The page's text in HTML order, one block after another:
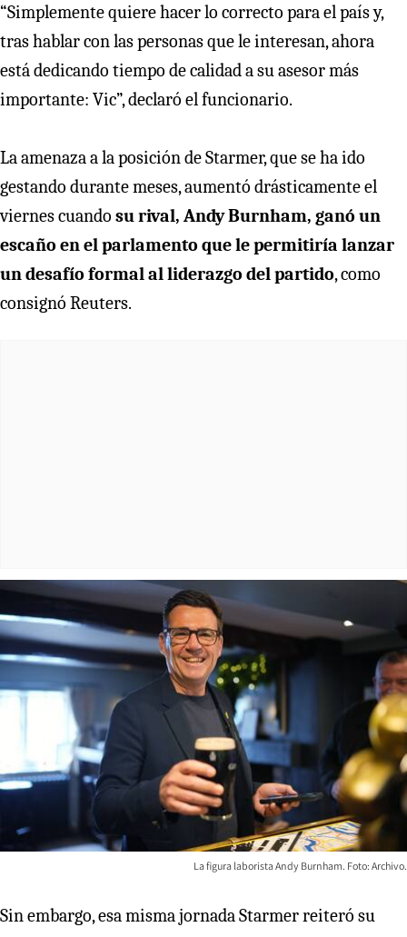
“Simplemente quiere hacer lo correcto para el país y,
tras hablar con las personas que le interesan, ahora
está dedicando tiempo de calidad a su asesor más
importante: Vic”, declaró el funcionario.
La amenaza a la posición de Starmer, que se ha ido
gestando durante meses, aumentó drásticamente el
viernes cuando su rival, Andy Burnham, ganó un
escaño en el parlamento que le permitiría lanzar
un desafío formal al liderazgo del partido, como
consignó Reuters.
La figura laborista Andy Burnham. Foto: Archivo.
Sin embargo, esa misma jornada Starmer reiteró su